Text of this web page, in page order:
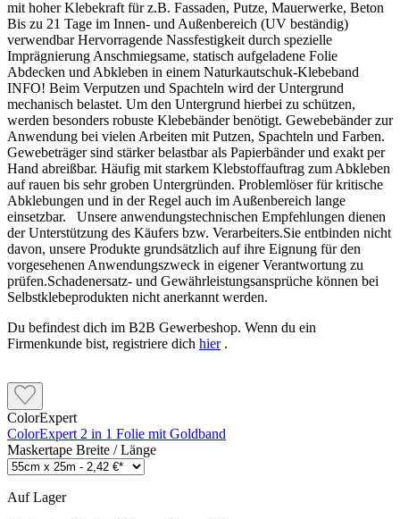
mit hoher Klebekraft für z.B. Fassaden, Putze, Mauerwerke, Beton
Bis zu 21 Tage im Innen- und Außenbereich (UV beständig)
verwendbar Hervorragende Nassfestigkeit durch spezielle
Imprägnierung Anschmiegsame, statisch aufgeladene Folie
Abdecken und Abkleben in einem Naturkautschuk-Klebeband
INFO! Beim Verputzen und Spachteln wird der Untergrund
mechanisch belastet. Um den Untergrund hierbei zu schützen,
werden besonders robuste Klebebänder benötigt. Gewebebänder zur
Anwendung bei vielen Arbeiten mit Putzen, Spachteln und Farben.
Gewebeträger sind stärker belastbar als Papierbänder und exakt per
Hand abreißbar. Häufig mit starkem Klebstoffauftrag zum Abkleben
auf rauen bis sehr groben Untergründen. Problemlöser für kritische
Abklebungen und in der Regel auch im Außenbereich lange
einsetzbar. Unsere anwendungstechnischen Empfehlungen dienen
der Unterstützung des Käufers bzw. Verarbeiters.Sie entbinden nicht
davon, unsere Produkte grundsätzlich auf ihre Eignung für den
vorgesehenen Anwendungszweck in eigener Verantwortung zu
prüfen.Schadenersatz- und Gewährleistungsansprüche können bei
Selbstklebeprodukten nicht anerkannt werden.
Du befindest dich im B2B Gewerbeshop. Wenn du ein
Firmenkunde bist, registriere dich hier.
ColorExpert
ColorExpert 2 in 1 Folie mit Goldband
Maskertape Breite / Länge
Auf Lager